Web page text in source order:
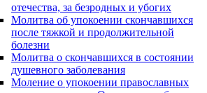
отечества, за безродных и убогих
Молитва об упокоении скончавшихся
после тяжкой и продолжительной
болезни
Молитва о скончавшихся в состоянии
душевного заболевания
Моление о упокоении православных